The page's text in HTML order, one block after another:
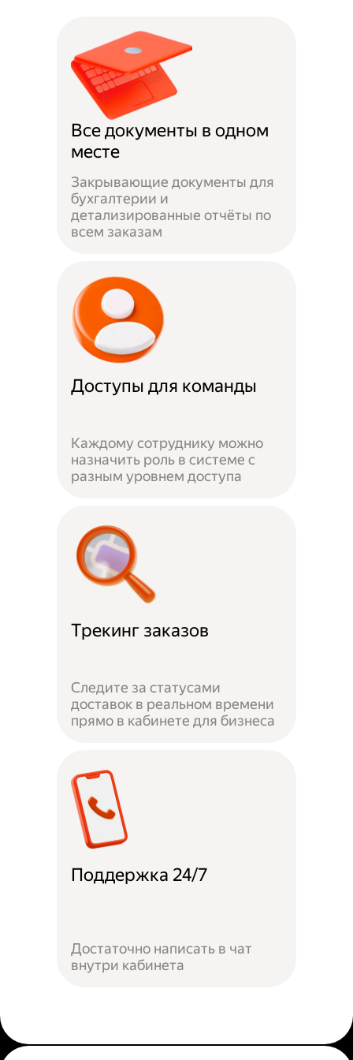
Все документы в одном
месте
Закрывающие документы для
бухгалтерии и
детализированные отчёты по
всем заказам
Доступы для команды
Каждому сотруднику можно
назначить роль в системе с
разным уровнем доступа
Трекинг заказов
Следите за статусами
доставок в реальном времени
прямо в кабинете для бизнеса
Поддержка 24/7
Достаточно написать в чат
внутри кабинета